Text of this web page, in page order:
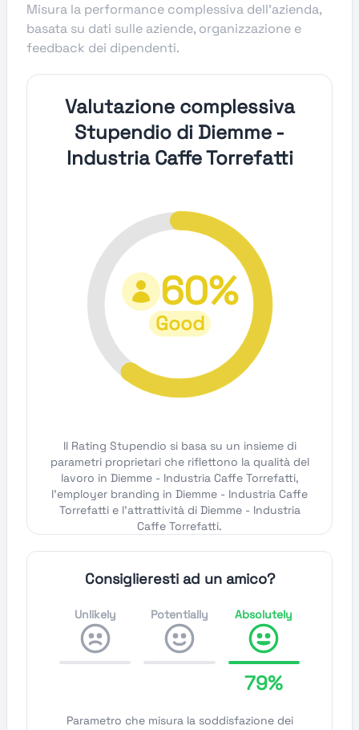
Misura la performance complessiva dell'azienda,
basata su dati sulle aziende, organizzazione e
feedback dei dipendenti.
Valutazione complessiva
Stupendio di Diemme -
Industria Caffe Torrefatti
60%
Good
Il Rating Stupendio si basa su un insieme di
parametri proprietari che riflettono la qualità del
lavoro in Diemme - Industria Caffe Torrefatti,
l'employer branding in Diemme - Industria Caffe
Torrefatti e l'attrattività di Diemme - Industria
Caffe Torrefatti.
Consiglieresti ad un amico?
Unlikely Potentially Absolutely
79%
Parametro che misura la soddisfazione dei